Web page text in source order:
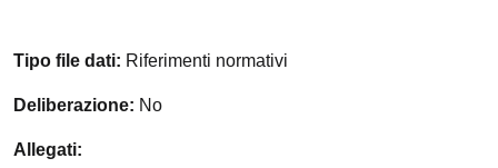
Tipo file dati: Riferimenti normativi
Deliberazione: No
Allegati: